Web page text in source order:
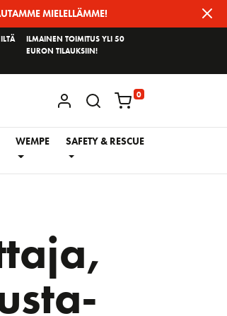
MIELELLÄMME!
ILMAINEN TOIMITUS YLI 50
EURON TILAUKSIIN!
KIRJAUDU / REKISTERÖIDY
0
WEMPE SAFETY & RESCUE